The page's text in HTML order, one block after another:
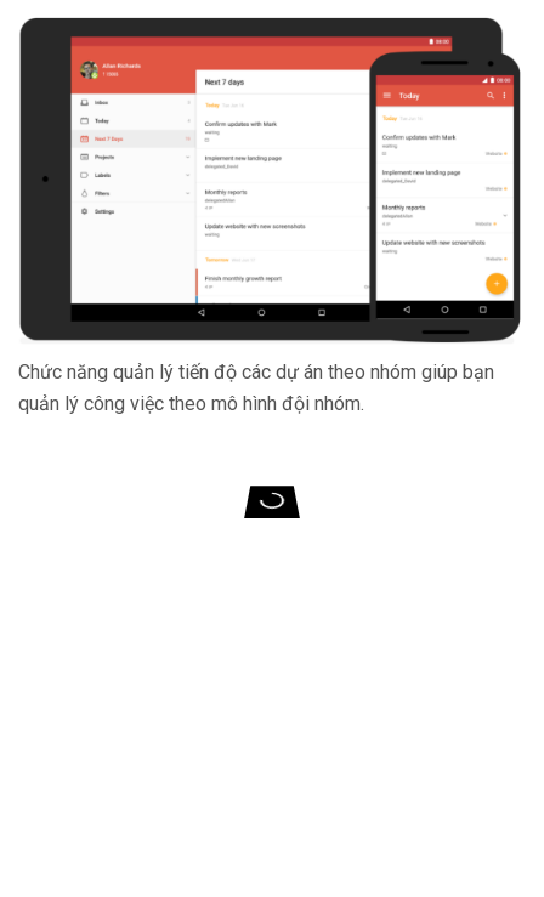
Chức năng quản lý tiến độ các dự án theo nhóm giúp bạn
quản lý công việc theo mô hình đội nhóm.